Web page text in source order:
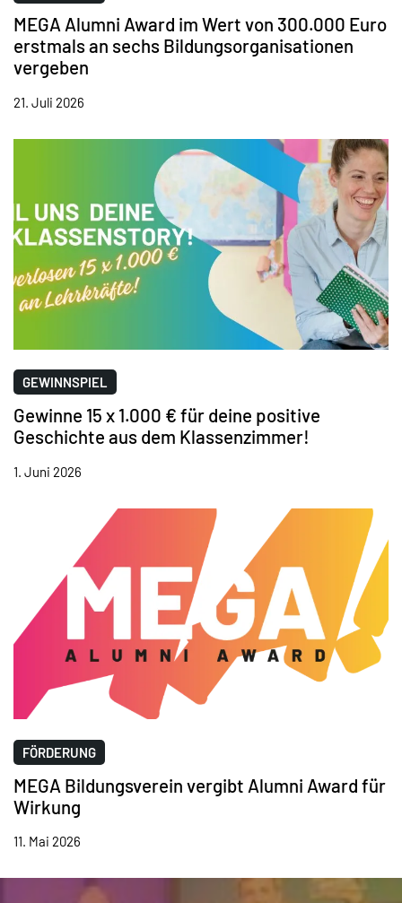
MEGA Alumni Award im Wert von 300.000 Euro
erstmals an sechs Bildungsorganisationen
vergeben
21. Juli 2026
GEWINNSPIEL
Gewinne 15 x 1.000 € für deine positive
Geschichte aus dem Klassenzimmer!
1. Juni 2026
FÖRDERUNG
MEGA Bildungsverein vergibt Alumni Award für
Wirkung
11. Mai 2026